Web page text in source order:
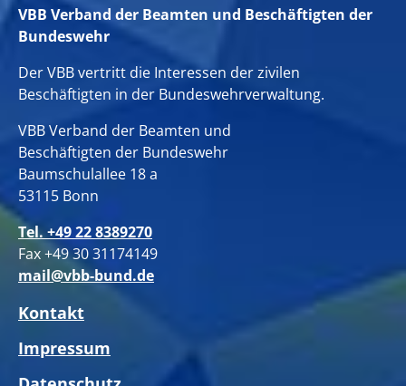
VBB Verband der Beamten und Beschäftigten der
Bundeswehr
Der VBB vertritt die Interessen der zivilen
Beschäftigten in der Bundeswehrverwaltung.
VBB Verband der Beamten und
Beschäftigten der Bundeswehr
Baumschulallee 18 a
53115 Bonn
Tel. +49 22 8389270
Fax +49 30 31174149
mail@vbb-bund.de
Kontakt
Impressum